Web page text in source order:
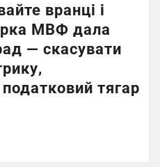
вранці і
МВФ дала
— скасувати
тягар